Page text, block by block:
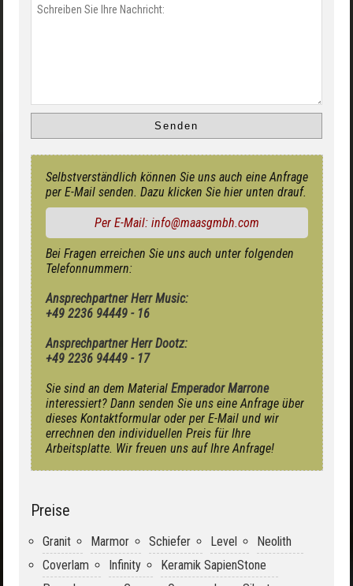
Selbstverständlich können Sie uns auch eine Anfrage
per E-Mail senden. Dazu klicken Sie hier unten drauf.
Per E-Mail: info@maasgmbh.com
Bei Fragen erreichen Sie uns auch unter folgenden
Telefonnummern:
Ansprechpartner Herr Music:
+49 2236 94449 - 16
Ansprechpartner Herr Dootz:
+49 2236 94449 - 17
Sie sind an dem Material Emperador Marrone
interessiert? Dann senden Sie uns eine Anfrage über
dieses Kontaktformular oder per E-Mail und wir
errechnen den individuellen Preis für Ihre
Arbeitsplatte. Wir freuen uns auf Ihre Anfrage!
Preise
Granit Marmor Schiefer Level
Neolith
Coverlam
Infinity
Keramik SapienStone